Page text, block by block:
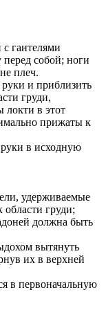
гантелями
собой; ноги
плеч.
и приблизить
груди,
локти в этот
прижаты к
в исходную
удерживаемые
груди;
должна быть
вытянуть
их в верхней
в первоначальную